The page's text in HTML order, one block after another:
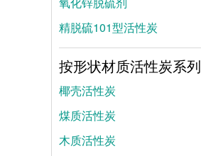
精脱硫101型活性炭
按形状材质活性炭系列
椰壳活性炭
煤质活性炭
木质活性炭